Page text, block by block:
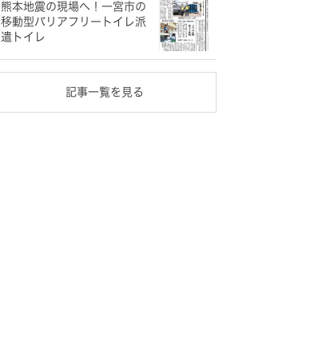
熊本地震の現場へ！一宮市の
移動型バリアフリートイレ派
遣トイレ
記事一覧を見る